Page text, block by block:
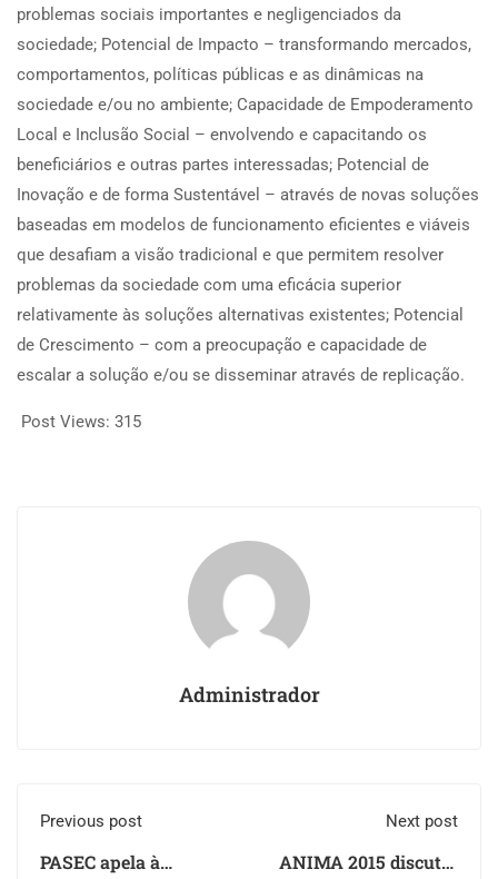
problemas sociais importantes e negligenciados da
sociedade; Potencial de Impacto – transformando mercados,
comportamentos, políticas públicas e as dinâmicas na
sociedade e/ou no ambiente; Capacidade de Empoderamento
Local e Inclusão Social – envolvendo e capacitando os
beneficiários e outras partes interessadas; Potencial de
Inovação e de forma Sustentável – através de novas soluções
baseadas em modelos de funcionamento eficientes e viáveis
que desafiam a visão tradicional e que permitem resolver
problemas da sociedade com uma eficácia superior
relativamente às soluções alternativas existentes; Potencial
de Crescimento – com a preocupação e capacidade de
escalar a solução e/ou se disseminar através de replicação.
Post Views: 315
Administrador
Previous post
PASEC apela à
Next post
ANIMA 2015 discutiu